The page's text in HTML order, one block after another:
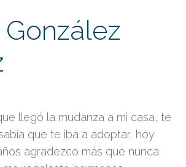
llegó la mudanza a mi casa, te
que te iba a adoptar, hoy
agradezco más que nunca